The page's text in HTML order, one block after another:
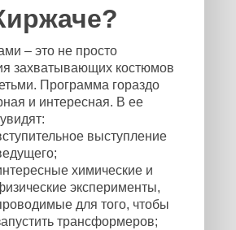
– это не просто
захватывающих костюмов
Программа гораздо
и интересная. В ее
выступление
химические и
эксперименты,
для того, чтобы
трансформеров;